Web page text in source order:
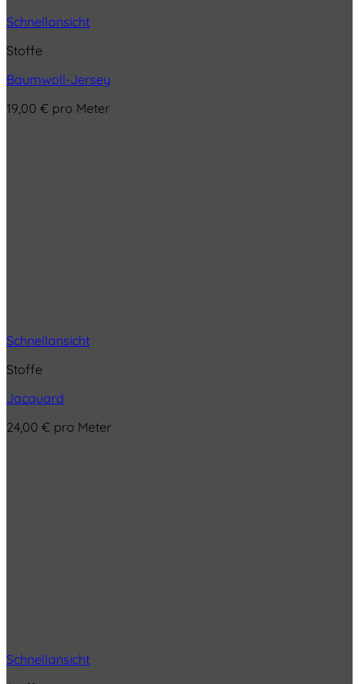
Schnellansicht
Stoffe
Baumwoll-Jersey
19,00 € pro Meter
Schnellansicht
Stoffe
Jacquard
24,00 € pro Meter
Schnellansicht